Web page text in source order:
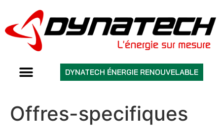
DYNATECH ÉNERGIE RENOUVELABLE
Offres-specifiques